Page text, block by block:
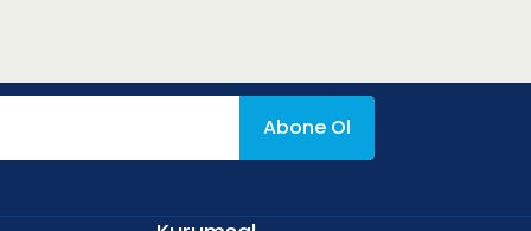
f
0.25-0.65 mm/rev
Abone Ol